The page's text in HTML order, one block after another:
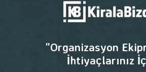
"Organizasyon
İhtiyaçlarınız